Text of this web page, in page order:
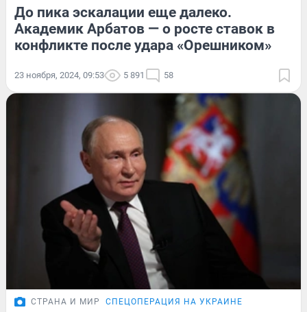
До пика эскалации еще далеко.
Академик Арбатов — о росте ставок в
конфликте после удара «Орешником»
23 ноября, 2024, 09:53 5 891 58
СТРАНА И МИР СПЕЦОПЕРАЦИЯ НА УКРАИНЕ